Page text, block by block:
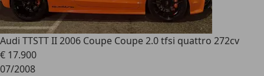
Audi TTSTT II 2006 Coupe Coupe 2.0 tfsi quattro 272cv
€ 17.900
07/2008